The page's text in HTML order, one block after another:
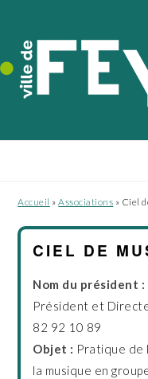
navigation
principale
contenu
principal
pied
de
page
Accueil »Associations » Ciel
CIEL DE
Nom du président :
Président et
82 92 10 89
Objet : Pratique de
la musique en